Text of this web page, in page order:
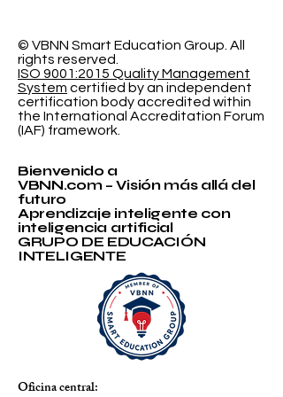
© VBNN Smart Education Group. All
rights reserved.
ISO 9001:2015 Quality Management
System certified by an independent
certification body accredited within
the International Accreditation Forum
(IAF) framework.
Bienvenido a
VBNN.com – Visión más allá del
futuro
Aprendizaje inteligente con
inteligencia artificial
GRUPO DE EDUCACIÓN
INTELIGENTE
Oficina central: